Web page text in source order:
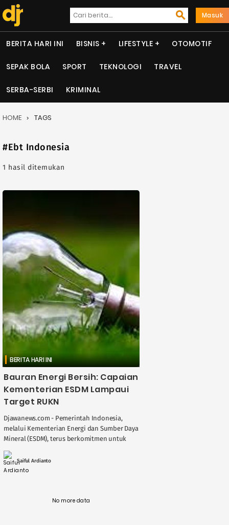
Masuk
BERITA HARI INI BISNIS LIFESTYLE OTOMOTIF
SEPAK BOLA SPORT TEKNOLOGI TRAVEL
SERBA-SERBI KRIMINAL
HOME TAGS
#Ebt Indonesia
1 hasil ditemukan
BERITA HARI INI
Bauran Energi Bersih: Capaian
Kementerian ESDM Lampaui
Target RUKN
Djawanews.com - Pemerintah Indonesia,
melalui Kementerian Energi dan Sumber Daya
Mineral (ESDM), terus berkomitmen untuk
sektor ketenagalistrikan. Pada tahun 2025,
bauran energi ....
Saiful Ardianto
No more data